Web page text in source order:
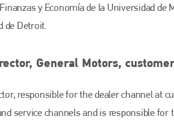
y Economía de la Universidad
de Detroit.
General Motors,
responsible for the dealer channel at
service channels and is responsible